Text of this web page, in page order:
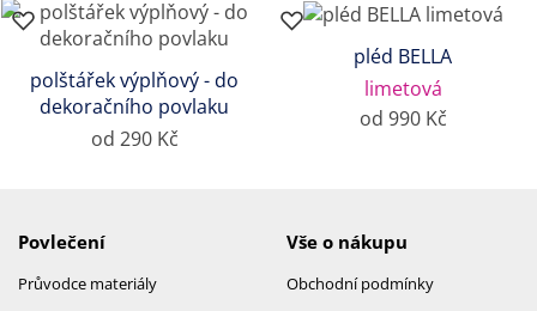
polštářek výplňový - do
dekoračního povlaku
od 290 Kč
pléd BELLA
limetová
od 990 Kč
Povlečení
Průvodce materiály
Vše o nákupu
Obchodní podmínky